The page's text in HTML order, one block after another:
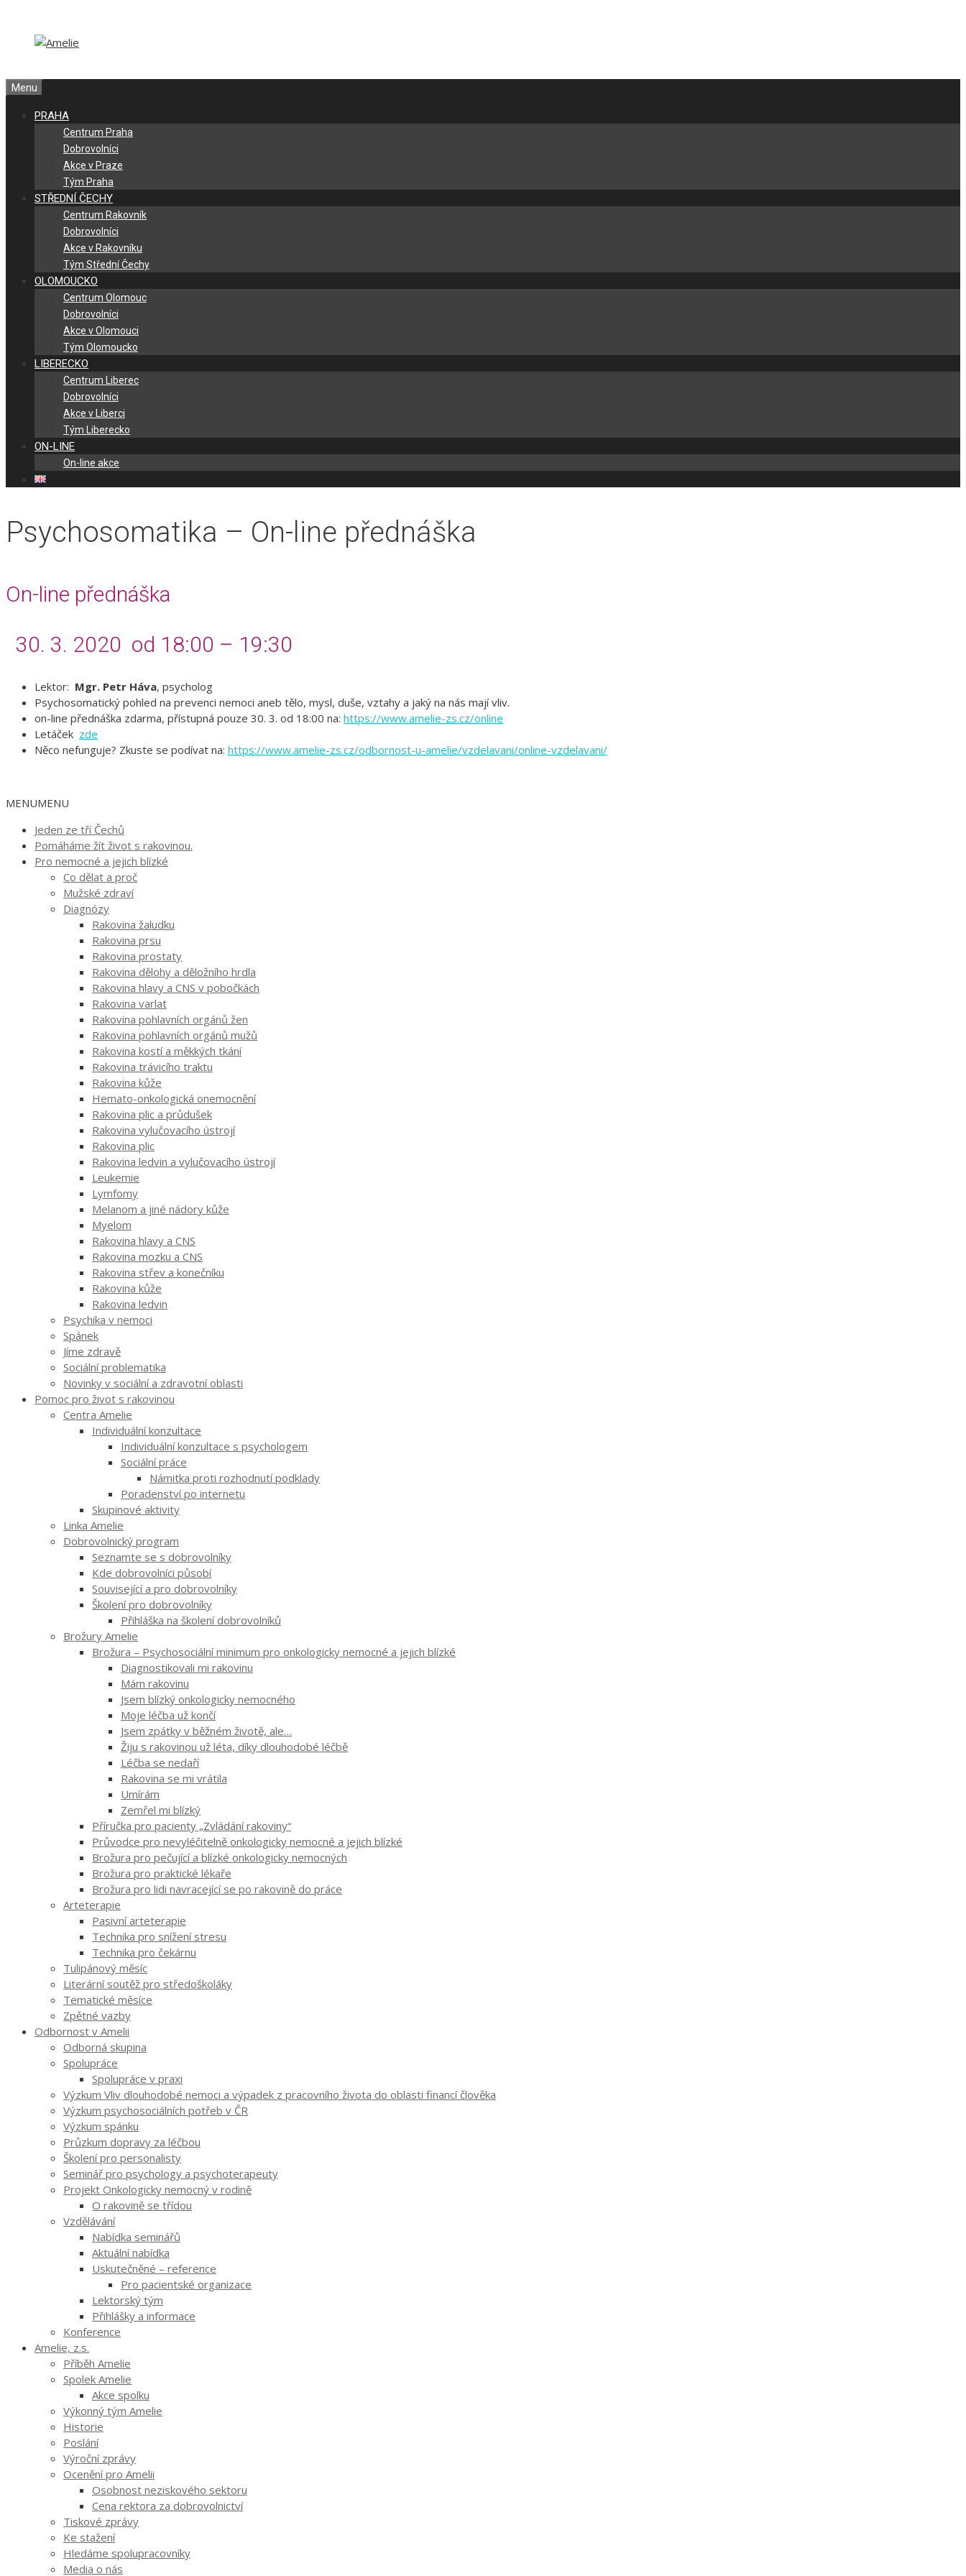
obsah
obsah
Menu
PRAHA
Centrum Praha
Dobrovolníci
Akce v Praze
Tým Praha
STŘEDNÍ ČECHY
Centrum Rakovník
Dobrovolníci
Akce v Rakovníku
Tým Střední Čechy
OLOMOUCKO
Centrum Olomouc
Dobrovolníci
Akce v Olomouci
Tým Olomoucko
LIBERECKO
Centrum Liberec
Dobrovolníci
Akce v Liberci
Tým Liberecko
ON-LINE
On-line akce
Psychosomatika – On-line přednáška
On-line přednáška
30. 3. 2020 od 18:00 – 19:30
Lektor: Mgr. Petr Háva, psycholog
Psychosomatický pohled na prevenci nemoci aneb tělo, mysl, duše, vztahy a jaký na nás mají vliv.
on-line přednáška zdarma, přístupná pouze 30. 3. od 18:00 na: https://www.amelie-zs.cz/online
Letáček zde
Něco nefunguje? Zkuste se podívat na: https://www.amelie-zs.cz/odbornost-u-amelie/vzdelavani/online-vzdelavani/
MENUMENU
Jeden ze tří Čechů
Pomáháme žít život s rakovinou.
Pro nemocné a jejich blízké
Co dělat a proč
Mužské zdraví
Diagnózy
Rakovina žaludku
Rakovina prsu
Rakovina prostaty
Rakovina dělohy a děložního hrdla
Rakovina hlavy a CNS v pobočkách
Rakovina varlat
Rakovina pohlavních orgánů žen
Rakovina pohlavních orgánů mužů
Rakovina kostí a měkkých tkání
Rakovina trávicího traktu
Rakovina kůže
Hemato-onkologická onemocnění
Rakovina plic a průdušek
Rakovina vylučovacího ústrojí
Rakovina plic
Rakovina ledvin a vylučovacího ústrojí
Leukemie
Lymfomy
Melanom a jiné nádory kůže
Myelom
Rakovina hlavy a CNS
Rakovina mozku a CNS
Rakovina střev a konečníku
Rakovina kůže
Rakovina ledvin
Psychika v nemoci
Spánek
Jíme zdravě
Sociální problematika
Novinky v sociální a zdravotní oblasti
Pomoc pro život s rakovinou
Centra Amelie
Individuální konzultace
Individuální konzultace s psychologem
Sociální práce
Námitka proti rozhodnutí podklady
Poradenství po internetu
Skupinové aktivity
Linka Amelie
Dobrovolnický program
Seznamte se s dobrovolníky
Kde dobrovolníci působí
Související a pro dobrovolníky
Školení pro dobrovolníky
Přihláška na školení dobrovolníků
Brožury Amelie
Brožura – Psychosociální minimum pro onkologicky nemocné a jejich blízké
Diagnostikovali mi rakovinu
Mám rakovinu
Jsem blízký onkologicky nemocného
Moje léčba už končí
Jsem zpátky v běžném životě, ale…
Žiju s rakovinou už léta, díky dlouhodobé léčbě
Léčba se nedaří
Rakovina se mi vrátila
Umírám
Zemřel mi blízký
Příručka pro pacienty „Zvládání rakoviny“
Průvodce pro nevyléčitelně onkologicky nemocné a jejich blízké
Brožura pro pečující a blízké onkologicky nemocných
Brožura pro praktické lékaře
Brožura pro lidi navracející se po rakovině do práce
Arteterapie
Pasivní arteterapie
Technika pro snížení stresu
Technika pro čekárnu
Tulipánový měsíc
Literární soutěž pro středoškoláky
Tematické měsíce
Zpětné vazby
Odbornost v Amelii
Odborná skupina
Spolupráce
Spolupráce v praxi
Výzkum Vliv dlouhodobé nemoci a výpadek z pracovního života do oblasti financí člověka
Výzkum psychosociálních potřeb v ČR
Výzkum spánku
Průzkum dopravy za léčbou
Školení pro personalisty
Seminář pro psychology a psychoterapeuty
Projekt Onkologicky nemocný v rodině
O rakovině se třídou
Vzdělávání
Nabídka seminářů
Aktuální nabídka
Uskutečněné – reference
Pro pacientské organizace
Lektorský tým
Přihlášky a informace
Konference
Amelie, z.s.
Příběh Amelie
Spolek Amelie
Akce spolku
Výkonný tým Amelie
Historie
Poslání
Výroční zprávy
Ocenění pro Amelii
Osobnost neziskového sektoru
Cena rektora za dobrovolnictví
Tiskové zprávy
Ke stažení
Hledáme spolupracovníky
Media o nás